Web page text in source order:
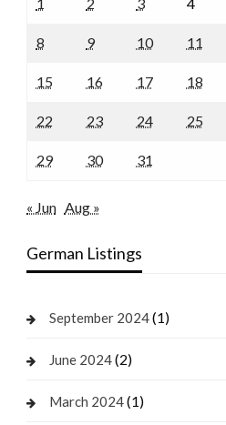
1 2 3 4
8 9 10 11
15 16 17 18
22 23 24 25
29 30 31
« Jun Aug »
German Listings
September 2024(1)
June 2024(2)
March 2024(1)